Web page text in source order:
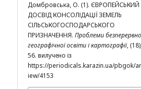
Домбровська, О. (1). ЄВРОПЕЙСЬКИЙ
ДОСВІД КОНСОЛІДАЦІЇ ЗЕМЕЛЬ
СІЛЬСЬКОГОСПОДАРСЬКОГО
ПРИЗНАЧЕННЯ. Проблеми
географічної освіти і картографії,
56. вилучено із
https://periodicals.karazin.ua/pbgok/
iew/4153